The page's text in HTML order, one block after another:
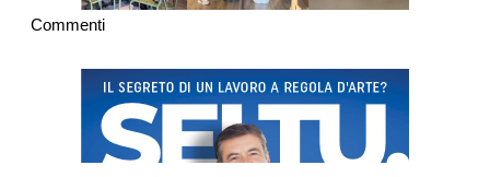
Commenti